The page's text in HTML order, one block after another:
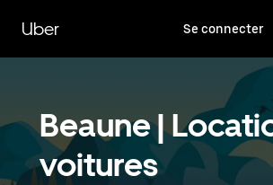
contenu
principal
Uber Se connecter
Beaune |
voitures